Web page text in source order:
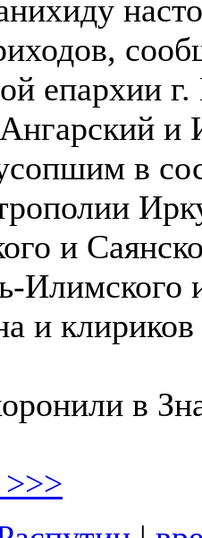
епархии
и
в
и
Илимского
и клириков
в
>>>